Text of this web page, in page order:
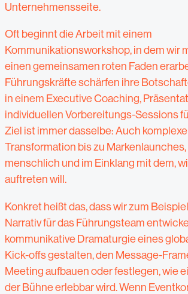
Unternehmensseite.
Oft beginnt die Arbeit mit einem
Kommunikationsworkshop, in dem wir
einen gemeinsamen roten Faden
Führungskräfte schärfen ihre
in einem Executive Coaching,
individuellen Vorbereitungs-Sessions
Ziel ist immer dasselbe: Auch
Transformation bis zu Markenlaunches,
menschlich und im Einklang mit dem,
auftreten will.
Konkret heißt das, dass wir zum
Narrativ für das Führungsteam
kommunikative Dramaturgie eines
Kick-offs gestalten, den Message-
Meeting aufbauen oder festlegen, wie
der Bühne erlebbar wird. Wenn